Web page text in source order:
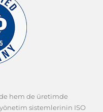
hem de üretimde
sistemlerinin ISO